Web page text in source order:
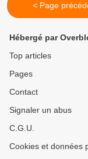
< Page
Hébergé par
Top articles
Pages
Contact
Signaler un abus
C.G.U.
Cookies et données